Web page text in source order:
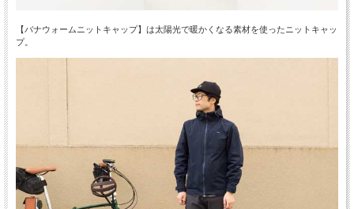
【バナウォームニットキャップ】は太陽光で暖かくなる素材を使ったニットキャッ
プ。